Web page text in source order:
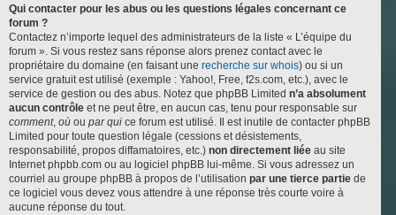
Qui contacter pour les abus ou les questions légales concernant ce
forum ?
Contactez n’importe lequel des administrateurs de la liste « L’équipe du
forum ». Si vous restez sans réponse alors prenez contact avec le
propriétaire du domaine (en faisant une recherche sur whois) ou si un
service gratuit est utilisé (exemple : Yahoo!, Free, f2s.com, etc.), avec le
service de gestion ou des abus. Notez que phpBB Limited n’a absolument
aucun contrôle et ne peut être, en aucun cas, tenu pour responsable sur
comment, où ou par qui ce forum est utilisé. Il est inutile de contacter phpBB
Limited pour toute question légale (cessions et désistements,
responsabilité, propos diffamatoires, etc.) non directement liée au site
Internet phpbb.com ou au logiciel phpBB lui-même. Si vous adressez un
courriel au groupe phpBB à propos de l’utilisation par une tierce partie de
ce logiciel vous devez vous attendre à une réponse très courte voire à
aucune réponse du tout.